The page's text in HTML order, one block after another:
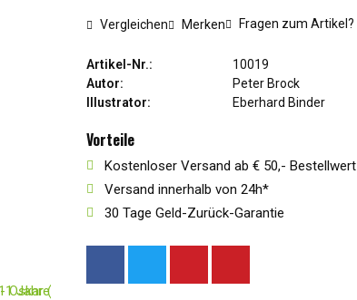
Vergleichen Merken Fragen zum Artikel?
Artikel-Nr.:
10019
Autor:
Peter Brock
Illustrator:
Eberhard Binder
Vorteile
Kostenloser Versand ab € 50,- Bestellwert
Versand innerhalb von 24h*
30 Tage Geld-Zurück-Garantie